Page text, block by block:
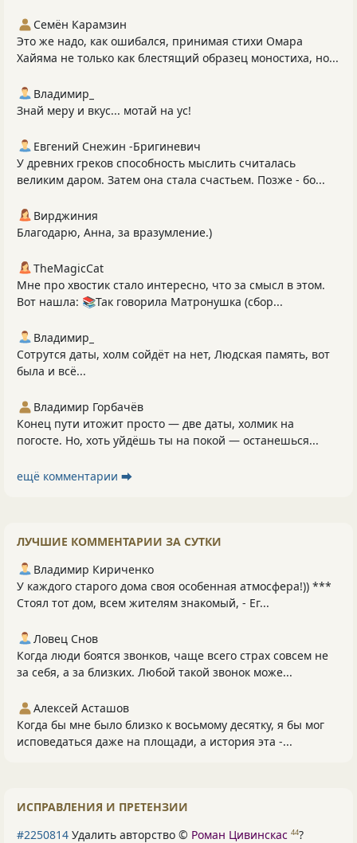
Семён Карамзин
Это же надо, как ошибался, принимая стихи Омара
Хайяма не только как блестящий образец моностиха, но...
Владимир_
Знай меру и вкус... мотай на ус!
Евгений Снежин -Бригиневич
У древних греков способность мыслить считалась
великим даром. Затем она стала счастьем. Позже - бо...
Вирджиния
Благодарю, Анна, за вразумление.)
TheMagicCat
Мне про хвостик стало интересно, что за смысл в этом.
Вот нашла: 📚Так говорила Матронушка (сбор...
Владимир_
Сотрутся даты, холм сойдёт на нет, Людская память, вот
была и всё...
Владимир Горбачёв
Конец пути итожит просто — две даты, холмик на
погосте. Но, хоть уйдёшь ты на покой — останешься...
ещё комментарии ⮕
ЛУЧШИЕ КОММЕНТАРИИ ЗА СУТКИ
Владимир Кириченко
У каждого старого дома своя особенная атмосфера!)) ***
Стоял тот дом, всем жителям знакомый, - Ег...
Ловец Снов
Когда люди боятся звонков, чаще всего страх совсем не
за себя, а за близких. Любой такой звонок може...
Алексей Асташов
Когда бы мне было близко к восьмому десятку, я бы мог
исповедаться даже на площади, а история эта -...
ИСПРАВЛЕНИЯ И ПРЕТЕНЗИИ
#2250814 Удалить авторство © Роман Цивинскас 44?